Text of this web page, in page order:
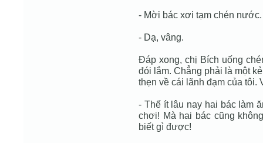
- Mời bác xơi tạm chén nước.
- Dạ, vâng.
Đáp xong, chị Bích uống
đói lắm. Chẳng phải là một
thẹn về cái lãnh đạm của tôi.
- Thế ít lâu nay hai bác làm
chơi! Mà hai bác cũng
biết gì được!